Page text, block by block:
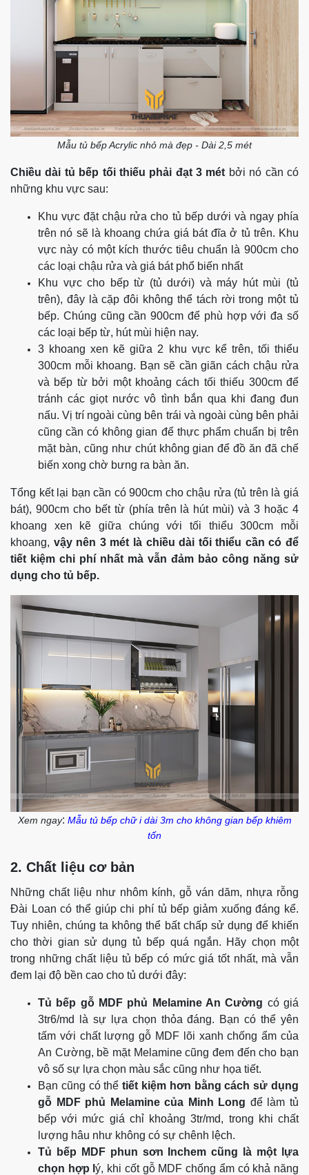
Mẫu tủ bếp Acrylic nhỏ mà đẹp - Dài 2,5 mét
Chiều dài tủ bếp tối thiếu phải đạt 3 métbởi nó cần có
những khu vực sau:
Khu vực đặt chậu rửa cho tủ bếp dưới và ngay phía
trên nó sẽ là khoang chứa giá bát đĩa ở tủ trên. Khu
vực này có một kích thước tiêu chuẩn là 900cm cho
các loại chậu rửa và giá bát phổ biến nhất
Khu vực cho bếp từ (tủ dưới) và máy hút mùi (tủ
trên), đây là cặp đôi không thể tách rời trong một tủ
bếp. Chúng cũng cần 900cm để phù hợp với đa số
các loại bếp từ, hút mùi hiện nay.
3 khoang xen kẽ giữa 2 khu vực kể trên, tối thiểu
300cm mỗi khoang. Bạn sẽ cần giãn cách chậu rửa
và bếp từ bởi một khoảng cách tối thiếu 300cm để
tránh các giọt nước vô tình bắn qua khi đang đun
nấu. Vị trí ngoài cùng bên trái và ngoài cùng bên phải
cũng cần có không gian để thực phẩm chuẩn bị trên
mặt bàn, cũng như chút không gian để đồ ăn đã chế
biến xong chờ bưng ra bàn ăn.
Tổng kết lại bạn cần có 900cm cho chậu rửa (tủ trên là giá
bát), 900cm cho bết từ (phía trên là hút mùi) và 3 hoặc 4
khoang xen kẽ giữa chúng với tối thiểu 300cm mỗi
khoang, vậy nên 3 mét là chiều dài tối thiểu cần có để
tiết kiệm chi phí nhất mà vẫn đảm bảo công năng sử
dụng cho tủ bếp.
Xem ngay: Mẫu tủ bếp chữ i dài 3m cho không gian bếp khiêm
tốn
2. Chất liệu cơ bản
Những chất liệu như nhôm kính, gỗ ván dăm, nhựa rỗng
Đài Loan có thể giúp chi phí tủ bếp giảm xuống đáng kể.
Tuy nhiên, chúng ta không thể bất chấp sử dụng để khiến
cho thời gian sử dụng tủ bếp quá ngắn. Hãy chọn một
trong những chất liệu tủ bếp có mức giá tốt nhất, mà vẫn
đem lại độ bền cao cho tủ dưới đây:
Tủ bếp gỗ MDF phủ Melamine An Cường có giá
3tr6/md là sự lựa chọn thỏa đáng. Bạn có thể yên
tấm với chất lượng gỗ MDF lõi xanh chống ẩm của
An Cường, bề mặt Melamine cũng đem đến cho bạn
vô số sự lựa chọn màu sắc cũng như họa tiết.
Bạn cũng có thểtiết kiệm hơn bằng cách sử dụng
gỗ MDF phủ Melamine của Minh Long để làm tủ
bếp với mức giá chỉ khoảng 3tr/md, trong khi chất
lượng hâu như không có sự chênh lệch.
Tủ bếp MDF phun sơn Inchem cũng là một lựa
chọn hợp lý, khi cốt gỗ MDF chống ẩm có khả năng